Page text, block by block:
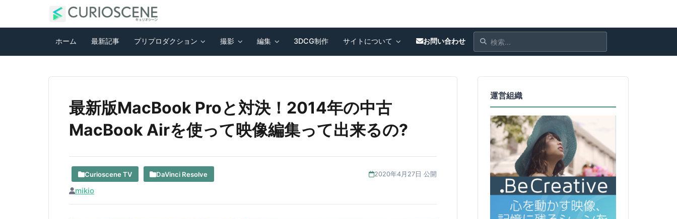
ホーム 最新記事 プリプロダクション 撮影 編集 3DCG制作 サイトについて お問い合わせ
最新版MacBook Proと対決！2014年の中古
MacBook Airを使って映像編集って出来るの?
Curioscene TV DaVinci Resolve 2020年4月27日 公開
mikio
運営組織